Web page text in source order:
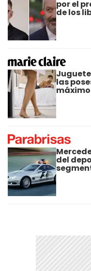
por el
de los
las
máximo
del